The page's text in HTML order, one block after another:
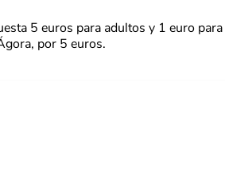
5 euros para adultos y 1 euro para
por 5 euros.